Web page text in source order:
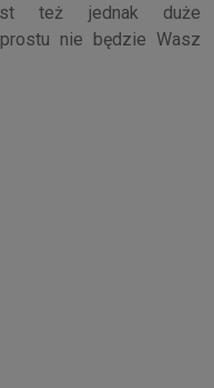
też jednak duże
nie będzie Wasz